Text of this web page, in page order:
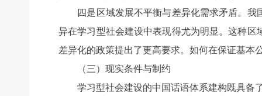
四是区域发展不平衡与差异化需求矛盾。我
异在学习型社会建设中表现得尤为明显。这种
差异化的政策提出了更高要求。如何在保证基本
（三）现实条件与制约
学习型社会建设的中国话语体系建构既具备